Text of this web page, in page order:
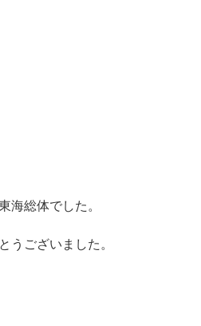
海総体でした。
うございました。